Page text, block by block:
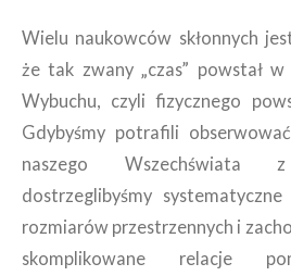
Wielu naukowców skłonnych
że tak zwany „czas” powstał
Wybuchu, czyli fizycznego
Gdybyśmy potrafili
naszego Wszechświata
dostrzeglibyśmy
rozmiarów przestrzennych i
skomplikowane relacje